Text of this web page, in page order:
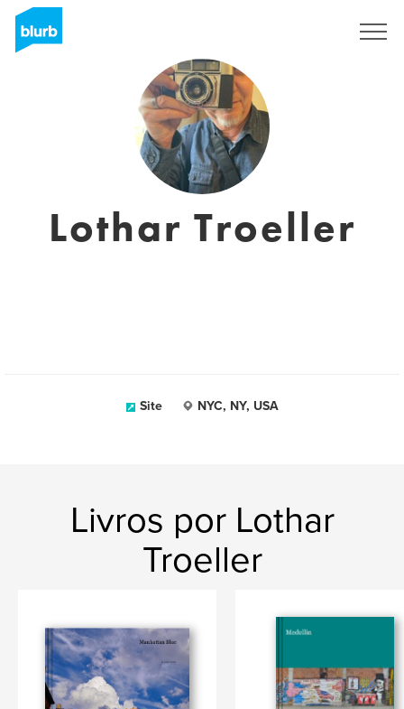
Lothar Troeller
Site NYC, NY, USA
Livros por Lothar
Troeller